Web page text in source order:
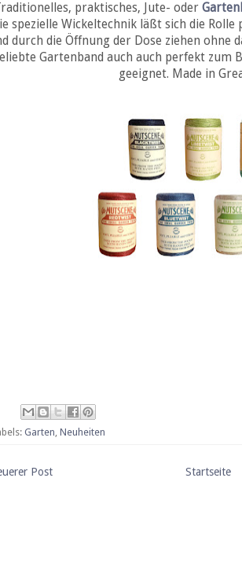
praktisches, Jute- oder
spezielle Wickeltechnik läßt sich die
durch die Öffnung der Dose ziehen ohne
Gartenband auch auch perfekt zum
geeignet. Made in
Garten Neuheiten
Post Startseite